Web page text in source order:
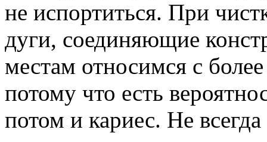
не испортиться. При
дуги, соединяющие
местам относимся с
потому что есть
потом и кариес. Не